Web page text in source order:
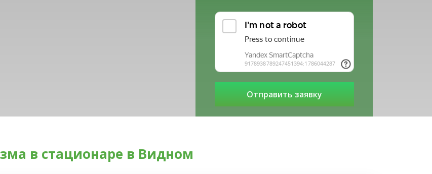
в стационаре в Видном